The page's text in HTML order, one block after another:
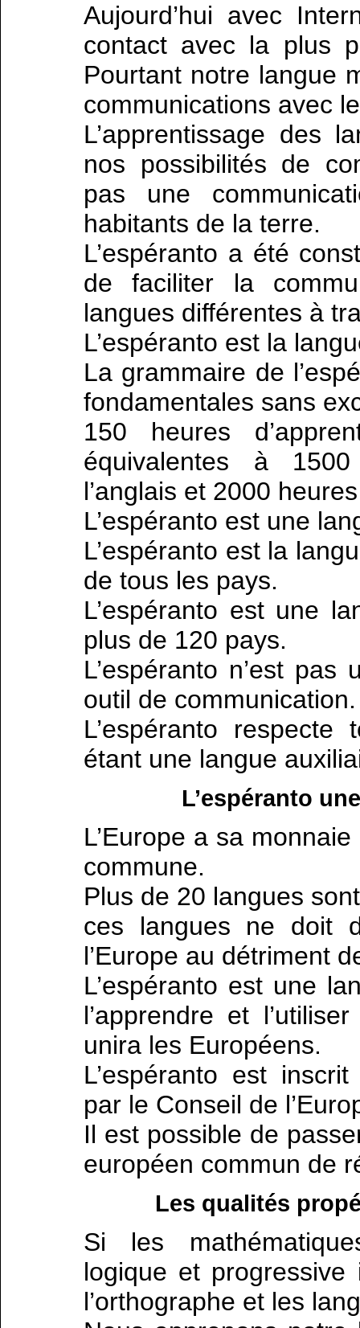
Aujourd’hui avec
contact avec la plus
Pourtant notre langue
communications avec
L’apprentissage des
nos possibilités de
pas une
habitants de la terre.
L’espéranto a été
de faciliter la
langues différentes à
L’espéranto est la
La grammaire de
fondamentales sans
150 heures
équivalentes à
l’anglais et 2000
L’espéranto est une
L’espéranto est la
de tous les pays.
L’espéranto est une
plus de 120 pays.
L’espéranto n’est
outil de communication.
L’espéranto
étant une langue
L’espéranto
L’Europe a sa
commune.
Plus de 20 langues
ces langues ne doit
l’Europe au détriment
L’espéranto est une
l’apprendre et
unira les Européens.
L’espéranto est
par le Conseil de
Il est possible de
européen commun de
Les qualités
Si les
logique et
l’orthographe et les